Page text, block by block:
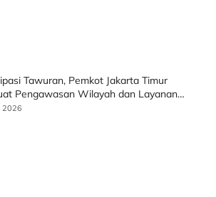
Tawuran, Pemkot Jakarta Timur
Pengawasan Wilayah dan Layanan
2026